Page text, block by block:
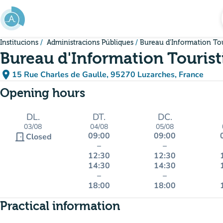
Go to main content
Institucions Administracions Públiques Bureau d'Information
Bureau d'Information
place 15 Rue Charles de Gaulle, 95270 Luzarches, France
(open in Google Maps)
(new tab)
Opening hours
DL.
03/08
door_front Closed
DT.
04/08
09:00
–
12:30
14:30
–
18:00
DC.
05/08
09:00
–
12:30
14:30
–
18:00
Practical information